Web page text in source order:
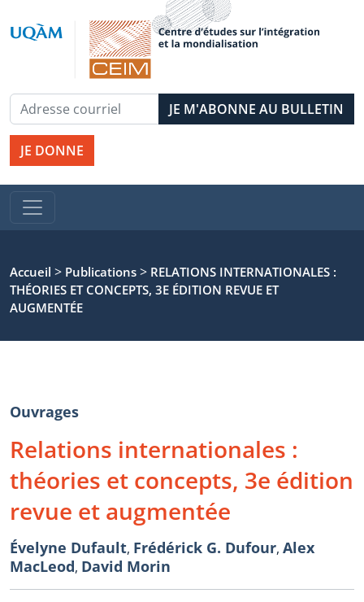
JE DONNE
Accueil > Publications > RELATIONS INTERNATIONALES :
THÉORIES ET CONCEPTS, 3E ÉDITION REVUE ET
AUGMENTÉE
Ouvrages
Relations internationales :
théories et concepts, 3e édition
revue et augmentée
Évelyne Dufault, Frédérick G. Dufour, Alex
MacLeod, David Morin